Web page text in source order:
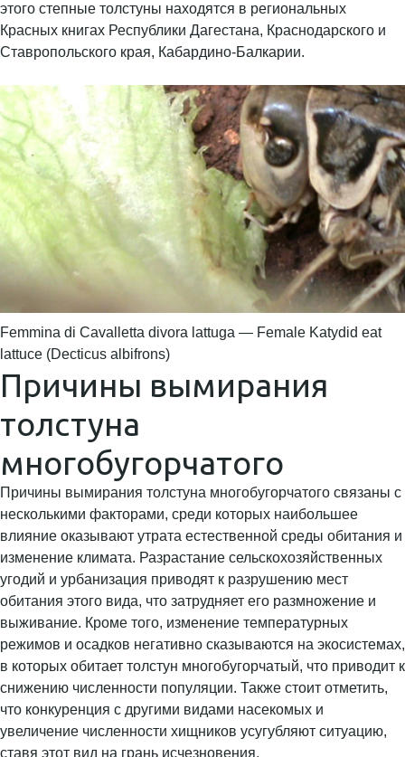
этого степные толстуны находятся в региональных
Красных книгах Республики Дагестана, Краснодарского и
Ставропольского края, Кабардино-Балкарии.
Femmina di Cavalletta divora lattuga — Female Katydid eat
lattuce (Decticus albifrons)
Причины вымирания
толстуна
многобугорчатого
Причины вымирания толстуна многобугорчатого связаны с
несколькими факторами, среди которых наибольшее
влияние оказывают утрата естественной среды обитания и
изменение климата. Разрастание сельскохозяйственных
угодий и урбанизация приводят к разрушению мест
обитания этого вида, что затрудняет его размножение и
выживание. Кроме того, изменение температурных
режимов и осадков негативно сказываются на экосистемах,
в которых обитает толстун многобугорчатый, что приводит к
снижению численности популяции. Также стоит отметить,
что конкуренция с другими видами насекомых и
увеличение численности хищников усугубляют ситуацию,
ставя этот вид на грань исчезновения.